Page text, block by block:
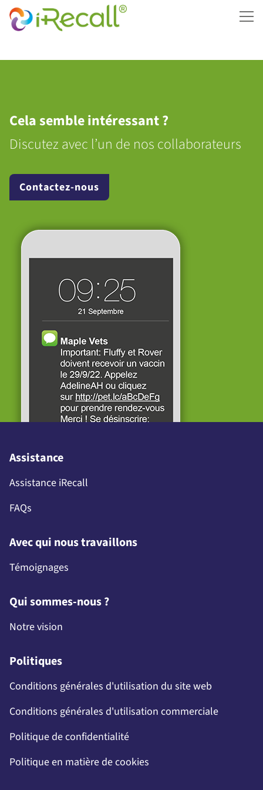
Cela semble intéressant ?
Discutez avec l’un de nos collaborateurs
Contactez-nous
Assistance
Assistance iRecall
FAQs
Avec qui nous travaillons
Témoignages
Qui sommes-nous ?
Notre vision
Politiques
Conditions générales d'utilisation du site web
Conditions générales d'utilisation commerciale
Politique de confidentialité
Politique en matière de cookies